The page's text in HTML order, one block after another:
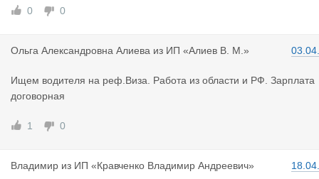
0 0
Ольга Александровна Алиева из ИП «Алиев В. М.»
Ищем водителя на реф.Виза. Работа из области и РФ. Зарплата
договорная
1 0
Владимир из ИП «Кравченко Владимир Андреевич»